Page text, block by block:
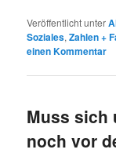
Veröffentlicht unter
Soziales,Zahlen +
einen Kommentar
Muss sich
noch vor